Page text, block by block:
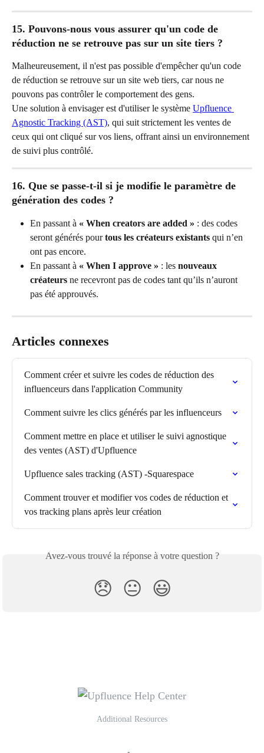
15. Pouvons-nous vous assurer qu'un code de
réduction ne se retrouve pas sur un site tiers ?
Malheureusement, il n'est pas possible d'empêcher qu'un code
de réduction se retrouve sur un site web tiers, car nous ne
pouvons pas contrôler le comportement des gens.
Une solution à envisager est d'utiliser le système Upfluence
Agnostic Tracking (AST), qui suit strictement les ventes de
ceux qui ont cliqué sur vos liens, offrant ainsi un environnement
de suivi plus contrôlé.
16. Que se passe-t-il si je modifie le paramètre de
génération des codes ?
En passant à « When creators are added » : des codes
seront générés pour tous les créateurs existants qui n’en
ont pas encore.
En passant à « When I approve » : les nouveaux
créateurs ne recevront pas de codes tant qu’ils n’auront
pas été approuvés.
Articles connexes
Comment créer et suivre les codes de réduction des
influenceurs dans l'application Community
Comment suivre les clics générés par les influenceurs
Comment mettre en place et utiliser le suivi agnostique
des ventes (AST) d'Upfluence
Upfluence sales tracking (AST) -Squarespace
Comment trouver et modifier vos codes de réduction et
vos tracking plans après leur création
Avez-vous trouvé la réponse à votre question ?
😞 😐 😃
Additional Resources